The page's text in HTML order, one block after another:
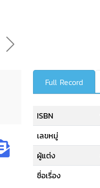
Full Record
ISBN
เลขหมู่
ผู้แต่ง
ชื่อเรื่อง